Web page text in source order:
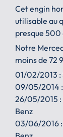
Cet engin
utilisable au
presque 500
Notre
moins de 72
01/02/2013 :
09/05/2014 :
26/05/2015 :
Benz
03/06/2016 :